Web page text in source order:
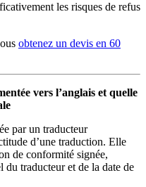
les risques de refus
obtenez un devis en 60
vers l’anglais et quelle
par un traducteur
d’une traduction. Elle
de conformité signée,
du traducteur et de la date de